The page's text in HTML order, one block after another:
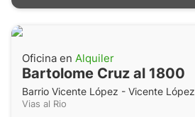
Oficina en Alquiler
Bartolome Cruz al 1800
Barrio Vicente López - Vicente López
Vias al Rio